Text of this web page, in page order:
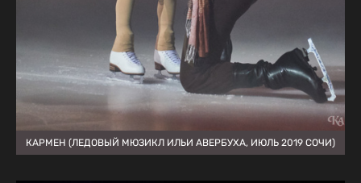
КАРМЕН (ЛЕДОВЫЙ МЮЗИКЛ ИЛЬИ АВЕРБУХА, ИЮЛЬ 2019 СОЧИ)